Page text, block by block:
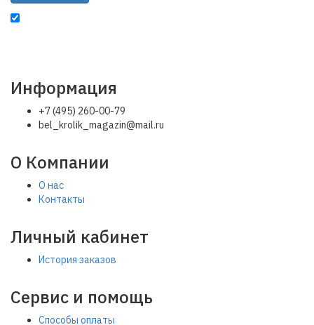
Информация
+7 (495) 260-00-79
bel_krolik_magazin@mail.ru
О Компании
О нас
Контакты
Личный кабинет
История заказов
Сервис и помощь
Способы оплаты